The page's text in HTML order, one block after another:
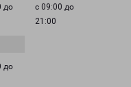
до
с 09:00 до
21:00
до